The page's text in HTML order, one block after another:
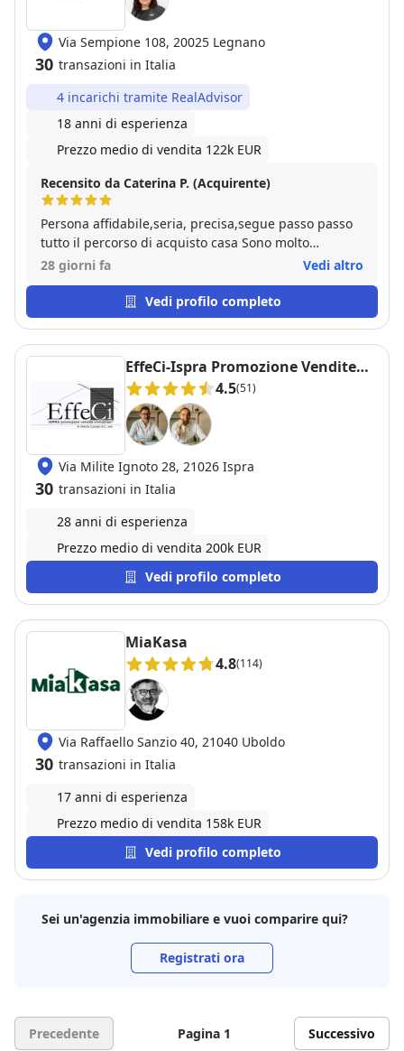
Via Sempione 108, 20025 Legnano
30 transazioni in Italia
4 incarichi tramite RealAdvisor
18 anni di esperienza
Prezzo medio di vendita 122k EUR
Recensito da Caterina P. (Acquirente)
Persona affidabile,seria, precisa,segue passo passo
tutto il percorso di acquisto casa Sono molto
contenta grazie Franca
28 giorni fa Vedi altro
Vedi profilo completo
EffeCi-Ispra Promozione Vendite
Immobiliari 4.5(51)
Via Milite Ignoto 28, 21026 Ispra
30 transazioni in Italia
28 anni di esperienza
Prezzo medio di vendita 200k EUR
Vedi profilo completo
MiaKasa
4.8(114)
Via Raffaello Sanzio 40, 21040 Uboldo
30 transazioni in Italia
17 anni di esperienza
Prezzo medio di vendita 158k EUR
Vedi profilo completo
Sei un'agenzia immobiliare e vuoi comparire qui?
Registrati ora
Precedente Pagina 1 Successivo